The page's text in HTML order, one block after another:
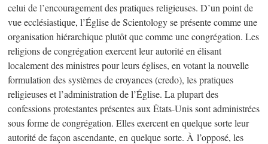
celui de l’encouragement des pratiques religieuses. D’un point de
vue ecclésiastique, l’Église de Scientology se présente comme une
organisation hiérarchique plutôt que comme une congrégation. Les
religions de congrégation exercent leur autorité en élisant
localement des ministres pour leurs églises, en votant la nouvelle
formulation des systèmes de croyances (credo), les pratiques
religieuses et l’administration de l’Église. La plupart des
confessions protestantes présentes aux États-Unis sont administrées
sous forme de congrégation. Elles exercent en quelque sorte leur
autorité de façon ascendante, en quelque sorte. À l’opposé, les